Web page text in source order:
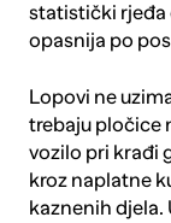
statistički rjeđa
opasnija po
Lopovi ne
trebaju pločice
vozilo pri krađi
kroz naplatne
kaznenih djela.